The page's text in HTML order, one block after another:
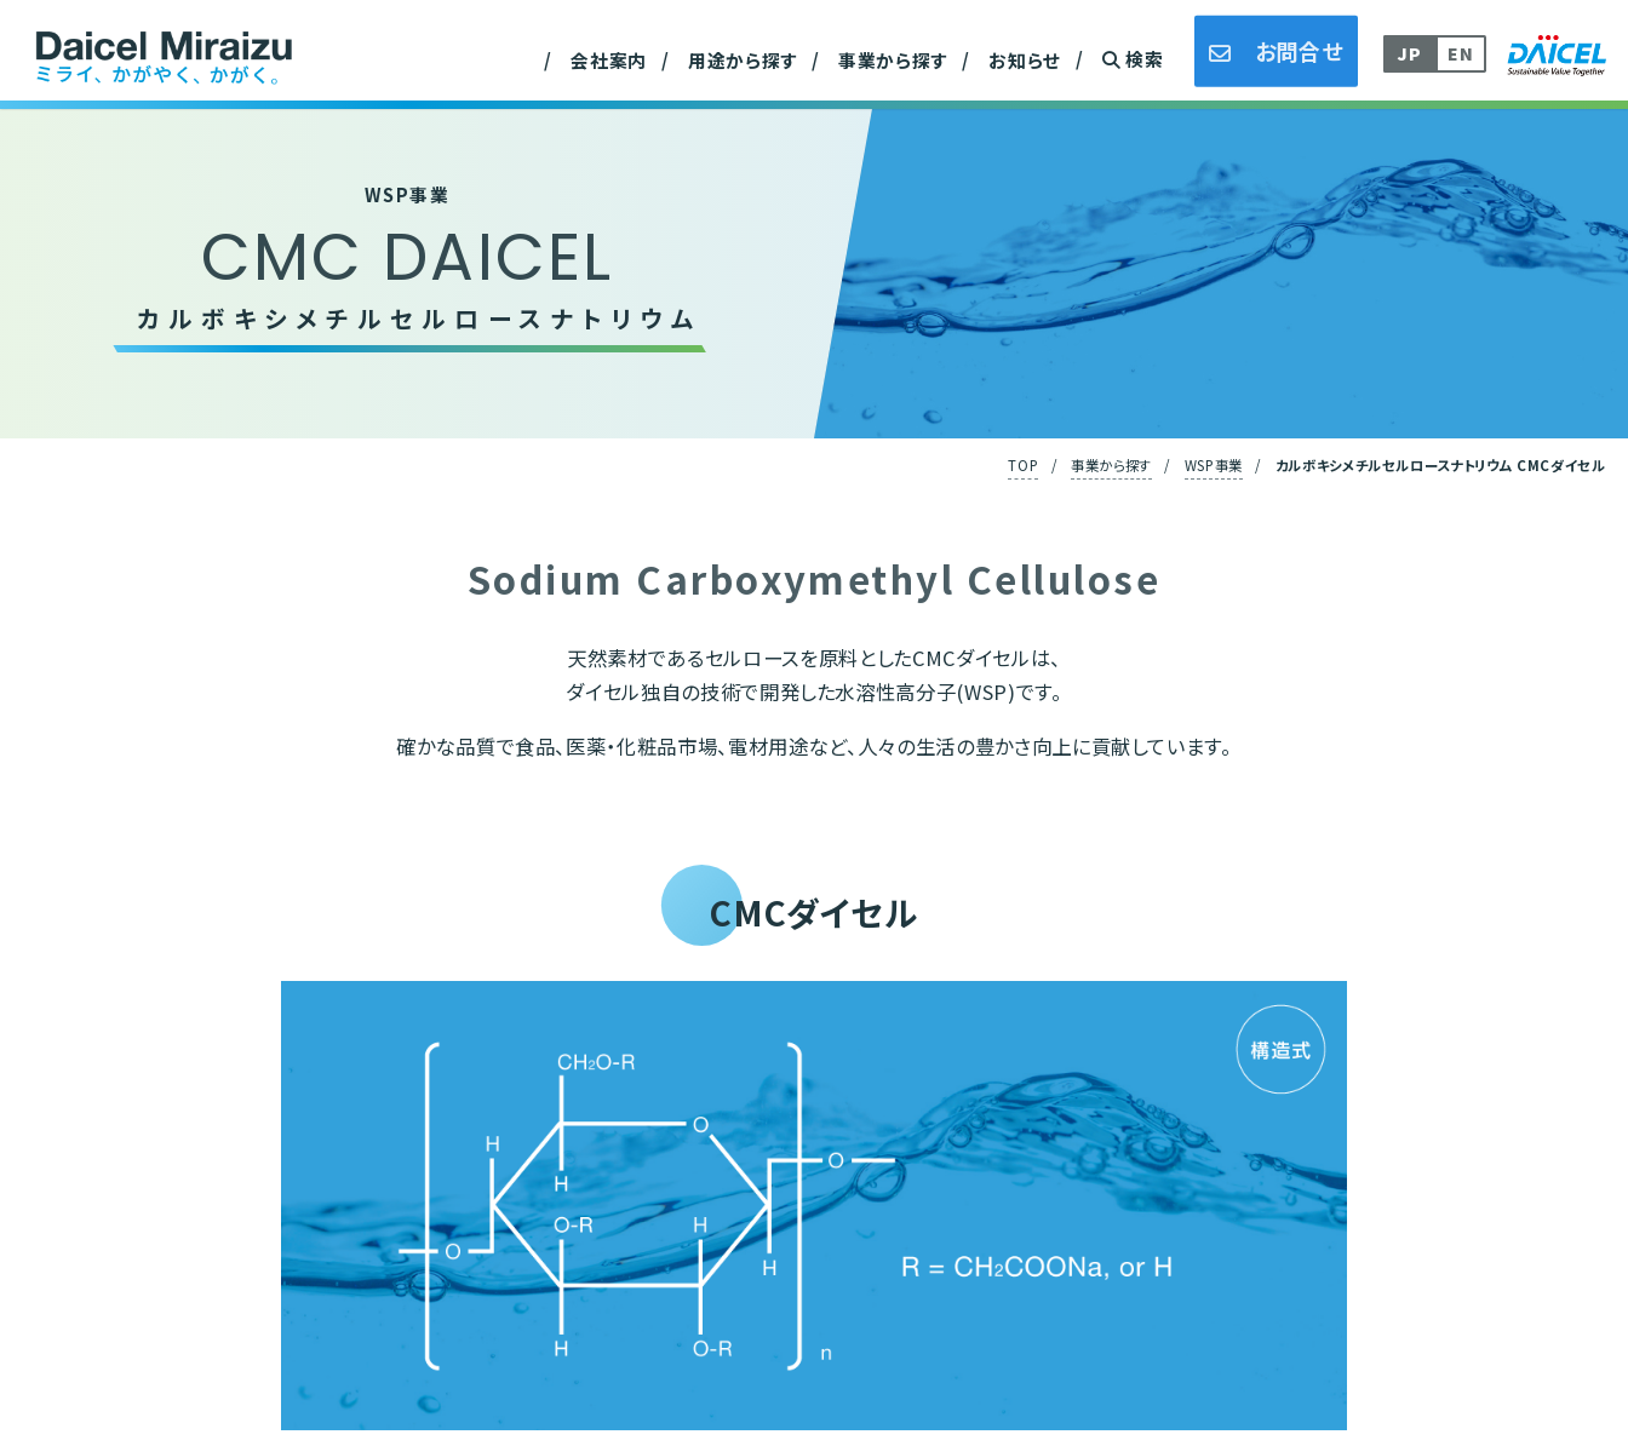
会社案内
業務内容 採用情報
用途から探す
医療・医薬
事業から探す
ファーム事業 DLAMP/熱接着フィルム事業
お知らせ 検索 お問合せ JP EN
WSP事業
CMC DAICEL
カルボキシメチルセルロースナトリウム
TOP / 事業から探す / WSP事業 / カルボキシメチルセルロースナトリウム CMCダイセル
Sodium Carboxymethyl Cellulose
天然素材であるセルロースを原料としたCMCダイセルは、
ダイセル独自の技術で開発した水溶性高分子(WSP)です。
確かな品質で食品、医薬・化粧品市場、電材用途など、人々の生活の豊かさ向上に貢献しています。
CMCダイセル